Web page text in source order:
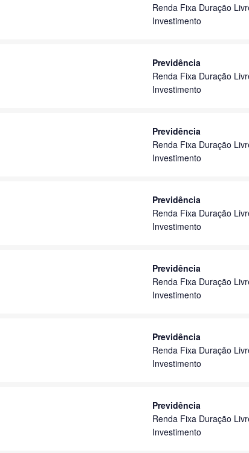
Renda Fixa Duração
Investimento
Previdência
Renda Fixa Duração
Investimento
Previdência
Renda Fixa Duração
Investimento
Previdência
Renda Fixa Duração
Investimento
Previdência
Renda Fixa Duração
Investimento
Previdência
Renda Fixa Duração
Investimento
Previdência
Renda Fixa Duração
Investimento